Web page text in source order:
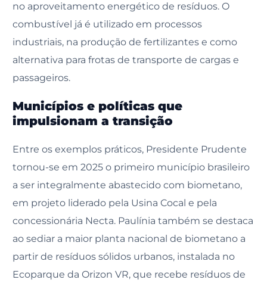
no aproveitamento energético de resíduos. O
combustível já é utilizado em processos
industriais, na produção de fertilizantes e como
alternativa para frotas de transporte de cargas e
passageiros.
Municípios e políticas que
impulsionam a transição
Entre os exemplos práticos, Presidente Prudente
tornou-se em 2025 o primeiro município brasileiro
a ser integralmente abastecido com biometano,
em projeto liderado pela Usina Cocal e pela
concessionária Necta. Paulínia também se destaca
ao sediar a maior planta nacional de biometano a
partir de resíduos sólidos urbanos, instalada no
Ecoparque da Orizon VR, que recebe resíduos de